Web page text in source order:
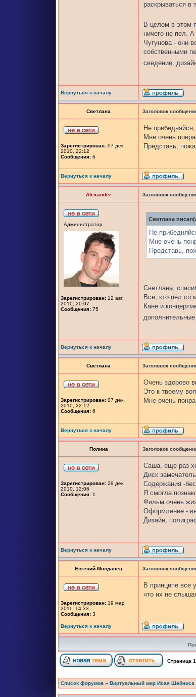
раскрываться в
В целом в этом
ничего не пел.
Чугунова - они
собственными
сведение,
Вернуться к началу
Светлана Заголовок
Зарегистрирован: 07 дек
2010, 22:12
Сообщения: 6
Не
Мне очень
Представь,
Вернуться к началу
Alexander Заголовок
Администратор
Зарегистрирован: 12 авг
2010, 20:07
Сообщения: 75
Светлана
Не
Мне очень
Представь,
Светлана,
Все, кто пел со
Кане и
Вернуться к началу
Светлана Заголовок
Зарегистрирован: 07 дек
2010, 22:12
Сообщения: 6
Очень здорово
Это к твоему
Мне очень
Вернуться к началу
Полина Заголовок
Зарегистрирован: 29 дек
2010, 12:06
Сообщения: 1
Саша, еще раз
Диск
Содержания -
Я смогла
Фильм очень
Оформление -
Дизайн,
Вернуться к началу
Евгений Молдавец Заголовок
Зарегистрирован: 19 мар
2011, 14:33
Сообщения: 3
В принципе все
что их не
Вернуться к началу
Страница 1
Список форумов » Виртуальный мир Исая Шейниса